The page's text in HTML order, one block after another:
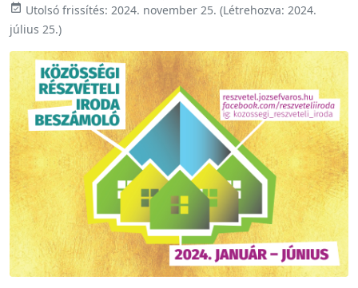
 Utolsó frissítés: 2024. november 25. (Létrehozva: 2024.
július 25.)